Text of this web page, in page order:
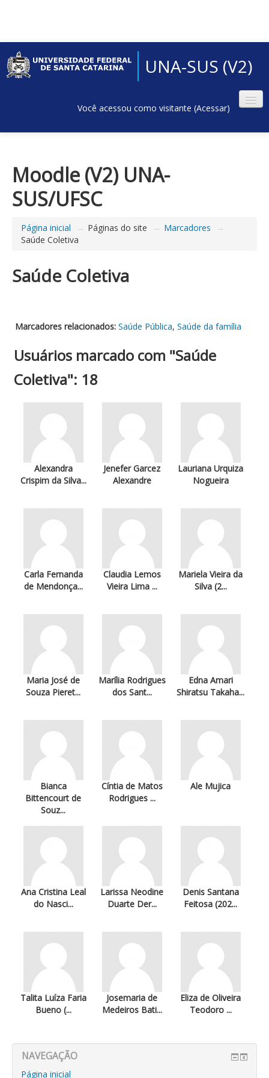
UNA-SUS (V2)
Você acessou como visitante (Acessar)
Moodle (V2) UNA-
SUS/UFSC
Página inicial → Páginas do site → Marcadores
→
Saúde Coletiva
Saúde Coletiva
Marcadores relacionados: Saúde Pública, Saúde da família
Usuários marcado com "Saúde
Coletiva": 18
Alexandra
Crispim da Silva...
Jenefer Garcez
Alexandre
Lauriana Urquiza
Nogueira
Carla Fernanda
de Mendonça...
Claudia Lemos
Vieira Lima ...
Mariela Vieira da
Silva (2...
Maria José de
Souza Pieret...
Marília Rodrigues
dos Sant...
Edna Amari
Shiratsu Takaha...
Bianca
Bittencourt de
Souz...
Cíntia de Matos
Rodrigues ...
Ale Mujica
Ana Cristina Leal
do Nasci...
Larissa Neodine
Duarte Der...
Denis Santana
Feitosa (202...
Talita Luíza Faria
Bueno (...
Josemaria de
Medeiros Bati...
Eliza de Oliveira
Teodoro ...
NAVEGAÇÃO
Página inicial